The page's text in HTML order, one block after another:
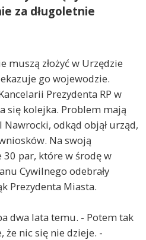
za długoletnie
muszą złożyć w Urzędzie
go wojewodzie.
Prezydenta RP w
się kolejka. Problem mają
Nawrocki, odkąd objął urząd,
Na swoją
30 par, które w środę w
Cywilnego odebrały
Prezydenta Miasta.
dwa lata temu. - Potem tak
że nic się nie dzieje. -